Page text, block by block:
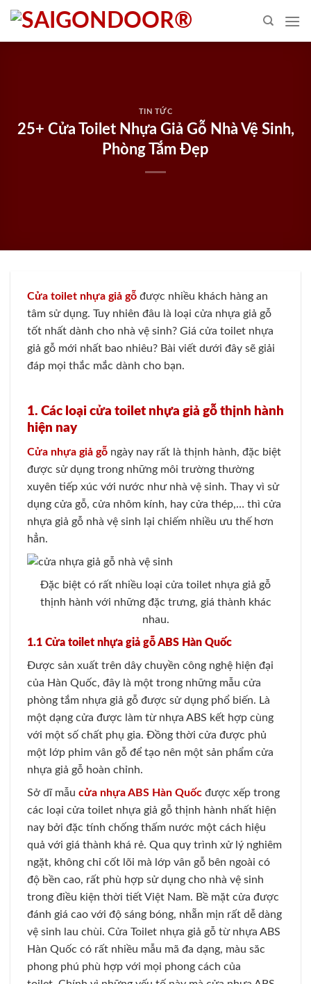
Skip
content
TIN TỨC
25+ Cửa Toilet Nhựa Giả Gỗ Nhà Vệ Sinh,
Phòng Tắm Đẹp
Cửa toilet nhựa giả gỗ được nhiều khách hàng an
tâm sử dụng. Tuy nhiên đâu là loại cửa nhựa giả gỗ
tốt nhất dành cho nhà vệ sinh? Giá cửa toilet nhựa
giả gỗ mới nhất bao nhiêu? Bài viết dưới đây sẽ giải
đáp mọi thắc mắc dành cho bạn.
1. Các loại cửa toilet nhựa giả gỗ thịnh hành
hiện nay
Cửa nhựa giả gỗ ngày nay rất là thịnh hành, đặc biệt
được sử dụng trong những môi trường thường
xuyên tiếp xúc với nước như nhà vệ sinh. Thay vì sử
dụng cửa gỗ, cửa nhôm kính, hay cửa thép,… thì cửa
nhựa giả gỗ nhà vệ sinh lại chiếm nhiều ưu thế hơn
hẳn.
Đặc biệt có rất nhiều loại cửa toilet nhựa giả gỗ
thịnh hành với những đặc trưng, giá thành khác
nhau.
1.1 Cửa toilet nhựa giả gỗ ABS Hàn Quốc
Được sản xuất trên dây chuyền công nghệ hiện đại
của Hàn Quốc, đây là một trong những mẫu cửa
phòng tắm nhựa giả gỗ được sử dụng phổ biến. Là
một dạng cửa được làm từ nhựa ABS kết hợp cùng
với một số chất phụ gia. Đồng thời cửa được phủ
một lớp phim vân gỗ để tạo nên một sản phẩm cửa
nhựa giả gỗ hoàn chỉnh.
Sở dĩ mẫu cửa nhựa ABS Hàn Quốc được xếp trong
các loại cửa toilet nhựa giả gỗ thịnh hành nhất hiện
nay bởi đặc tính chống thấm nước một cách hiệu
quả với giá thành khá rẻ. Qua quy trình xử lý nghiêm
ngặt, không chỉ cốt lõi mà lớp vân gỗ bên ngoài có
độ bền cao, rất phù hợp sử dụng cho nhà vệ sinh
trong điều kiện thời tiết Việt Nam. Bề mặt cửa được
đánh giá cao với độ sáng bóng, nhẵn mịn rất dễ dàng
vệ sinh lau chùi. Cửa Toilet nhựa giả gỗ từ nhựa ABS
Hàn Quốc có rất nhiều mẫu mã đa dạng, màu săc
phong phú phù hợp với mọi phong cách của